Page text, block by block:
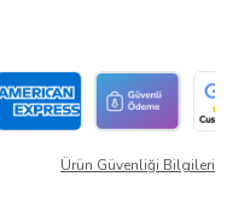
Ürün Güvenliği Bilgileri